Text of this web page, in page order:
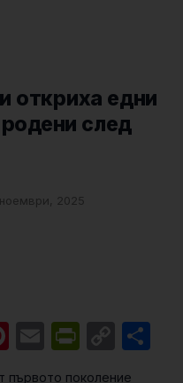
откриха едни
след
2025
Pinterest
Email
първото поколение